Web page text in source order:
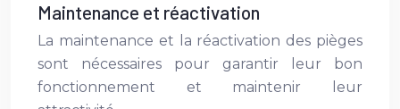
Maintenance et réactivation
La maintenance et la réactivation des pièges
sont nécessaires pour garantir leur bon
fonctionnement et maintenir leur